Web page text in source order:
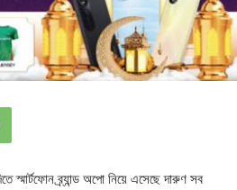
ব্র্যান্ড অপো নিয়ে এসেছে দারুণ সব